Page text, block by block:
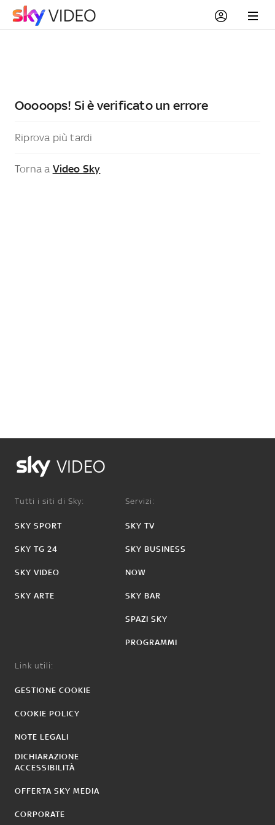
Ooooops! Si è verificato un errore
Riprova più tardi
Torna a Video Sky
VIDEO
Tutti i siti di Sky:
SKY SPORT
SKY TG 24
SKY VIDEO
SKY ARTE
Servizi:
SKY TV
SKY BUSINESS
NOW
SKY BAR
SPAZI SKY
PROGRAMMI
Link utili:
GESTIONE COOKIE
COOKIE POLICY
NOTE LEGALI
DICHIARAZIONE
ACCESSIBILITÀ
OFFERTA SKY MEDIA
CORPORATE